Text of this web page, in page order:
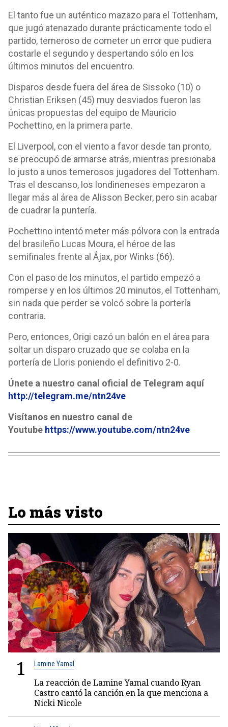
El tanto fue un auténtico mazazo para el Tottenham,
que jugó atenazado durante prácticamente todo el
partido, temeroso de cometer un error que pudiera
costarle el segundo y despertando sólo en los
últimos minutos del encuentro.
Disparos desde fuera del área de Sissoko (10) o
Christian Eriksen (45) muy desviados fueron las
únicas propuestas del equipo de Mauricio
Pochettino, en la primera parte.
El Liverpool, con el viento a favor desde tan pronto,
se preocupó de armarse atrás, mientras presionaba
lo justo a unos temerosos jugadores del Tottenham.
Tras el descanso, los londineneses empezaron a
llegar más al área de Alisson Becker, pero sin acabar
de cuadrar la puntería.
Pochettino intentó meter más pólvora con la entrada
del brasileño Lucas Moura, el héroe de las
semifinales frente al Ájax, por Winks (66).
Con el paso de los minutos, el partido empezó a
romperse y en los últimos 20 minutos, el Tottenham,
sin nada que perder se volcó sobre la portería
contraria.
Pero, entonces, Origi cazó un balón en el área para
soltar un disparo cruzado que se colaba en la
portería de Lloris poniendo el definitivo 2-0.
Únete a nuestro canal oficial de Telegram aquí
http://telegram.me/ntn24ve
Visítanos en nuestro canal de
Youtube https://www.youtube.com/ntn24ve
Lo más visto
1 Lamine Yamal
La reacción de Lamine Yamal cuando Ryan
Castro cantó la canción en la que menciona a
Nicki Nicole